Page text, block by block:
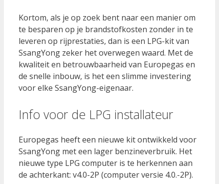
Kortom, als je op zoek bent naar een manier om
te besparen op je brandstofkosten zonder in te
leveren op rijprestaties, dan is een LPG-kit van
SsangYong zeker het overwegen waard. Met de
kwaliteit en betrouwbaarheid van Europegas en
de snelle inbouw, is het een slimme investering
voor elke SsangYong-eigenaar.
Info voor de LPG installateur
Europegas heeft een nieuwe kit ontwikkeld voor
SsangYong met een lager benzineverbruik. Het
nieuwe type LPG computer is te herkennen aan
de achterkant: v4.0-2P (computer versie 4.0.-2P).